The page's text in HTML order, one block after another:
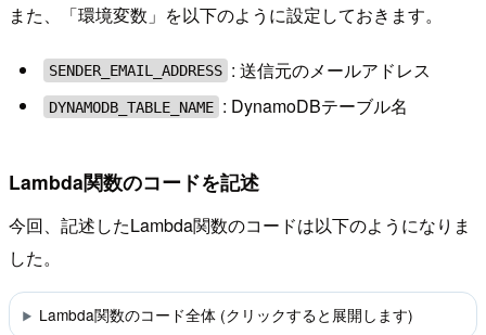
また、「環境変数」を以下のように設定しておきます。
SENDER_EMAIL_ADDRESS : 送信元のメールアドレス
DYNAMODB_TABLE_NAME : DynamoDBテーブル名
Lambda関数のコードを記述
今回、記述したLambda関数のコードは以下のようになりま
した。
Lambda関数のコード全体 (クリックすると展開します)